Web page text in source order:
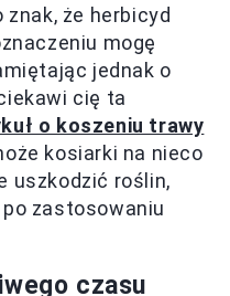
że herbicyd
mogę
jednak o
cię ta
o koszeniu trawy
kosiarki na nieco
uszkodzić roślin,
zastosowaniu
czasu